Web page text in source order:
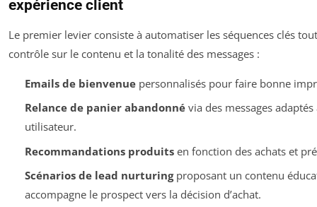
expérience client
Le premier levier consiste à automatiser les séquences clés
contrôle sur le contenu et la tonalité des messages :
Emails de bienvenuepersonnalisés pour faire bonne
Relance de panier abandonnévia des messages
utilisateur.
Recommandations produitsen fonction des achats et
Scénarios de lead nurturingproposant un contenu
accompagne le prospect vers la décision d’achat.